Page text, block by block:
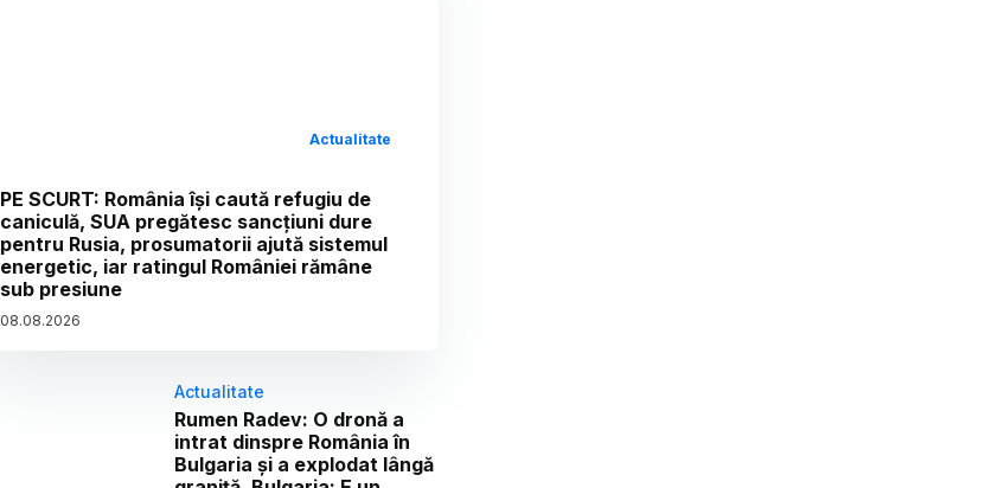
Actualitate
PE SCURT: România își caută refugiu de
caniculă, SUA pregătesc sancțiuni dure
pentru Rusia, prosumatorii ajută sistemul
energetic, iar ratingul României rămâne
sub presiune
08.08.2026
Actualitate
Rumen Radev: O dronă a
intrat dinspre România în
Bulgaria și a explodat lângă